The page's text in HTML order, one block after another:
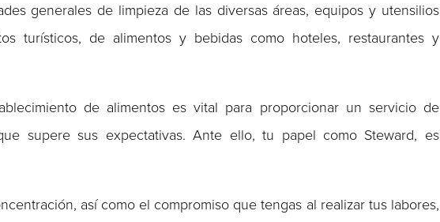
generales de limpieza de las diversas áreas, equipos y utensilios
turísticos, de alimentos y bebidas como hoteles, restaurantes y
de alimentos es vital para proporcionar un servicio de
supere sus expectativas. Ante ello, tu papel como Steward, es
así como el compromiso que tengas al realizar tus labores,